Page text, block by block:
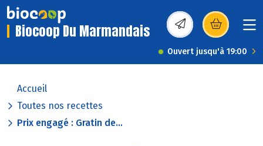
Biocoop Du Marmandais (s’ouvre dans une
Ouvert jusqu'à 19:00
Accueil
Toutes nos recettes
Prix engagé : Gratin de...